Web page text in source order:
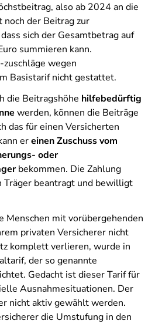
also ab 2024 an die
der Beitrag zur
sich der Gesamtbetrag auf
summieren kann.
wegen
Basistarif nicht gestattet.
die Beitragshöhe hilfebedürftig
werden, können die Beiträge
das für einen Versicherten
ereinen Zuschuss vom
oder
bekommen. Die Zahlung
Träger beantragt und bewilligt
Menschen mit vorübergehenden
privaten Versicherer nicht
komplett verlieren, wurde in
der so genannte
Gedacht ist dieser Tarif für
Ausnahmesituationen. Der
nicht aktiv gewählt werden.
die Umstufung in den